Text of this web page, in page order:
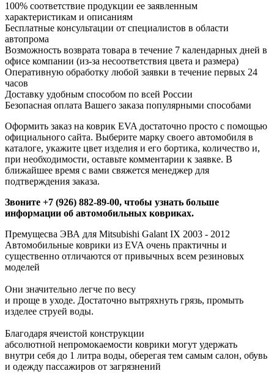
100% соответствие продукции ее заявленным
характеристикам и описаниям
Бесплатные консультации от специалистов в области
автопрома
Возможность возврата товара в течение 7 календарных дней в
офисе компании (из-за несоответствия цвета и размера)
Оперативную обработку любой заявки в течение первых 24
часов
Доставку удобным способом по всей России
Безопасная оплата Вашего заказа популярными способами
Оформить заказ на коврик EVA достаточно просто с помощью
официального сайта. Выберите марку своего автомобиля в
каталоге, укажите цвет изделия и его бортика, количество и,
при необходимости, оставьте комментарии к заявке. В
ближайшее время с вами свяжется менеджер для
подтверждения заказа.
Звоните +7 (926) 882-89-00, чтобы узнать больше
информации об автомобильных ковриках.
Премущесва ЭВА для Mitsubishi Galant IX 2003 - 2012
Автомобильные коврики из EVA очень практичны и
существенно отличаются от привычных всем резиновых
моделей
Они значительно легче по весу
и проще в уходе. Достаточно вытряхнуть грязь, промыть
изделее струей воды.
Благодаря ячеистой конструкции
абсолютной непромокаемости коврики могут удержать
внутри себя до 1 литра воды, оберегая тем самым салон, обувь
и одежду пассажиров от загрязнений